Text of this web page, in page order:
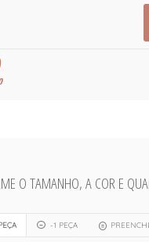
O TAMANHO, A COR E
-1 PEÇA